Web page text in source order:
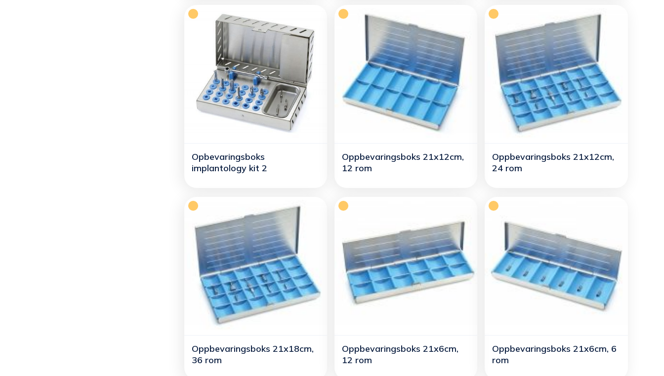
Opbevaringsboks
implantology kit 2
Oppbevaringsboks 21x12cm,
12 rom
Oppbevaringsboks 21x12cm,
24 rom
Oppbevaringsboks 21x18cm,
36 rom
Oppbevaringsboks 21x6cm,
12 rom
Oppbevaringsboks 21x6cm, 6
rom